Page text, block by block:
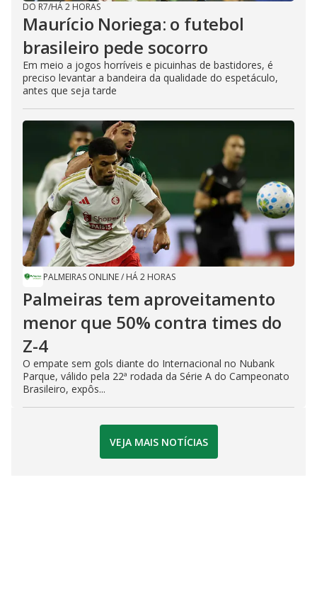
DO R7/HÁ 2 HORAS
Maurício Noriega: o futebol
brasileiro pede socorro
Em meio a jogos horríveis e picuinhas de bastidores, é
preciso levantar a bandeira da qualidade do espetáculo,
antes que seja tarde
PALMEIRAS ONLINE/ HÁ 2 HORAS
Palmeiras tem aproveitamento
menor que 50% contra times do
Z-4
O empate sem gols diante do Internacional no Nubank
Parque, válido pela 22ª rodada da Série A do Campeonato
Brasileiro, expôs...
VEJA MAIS NOTÍCIAS